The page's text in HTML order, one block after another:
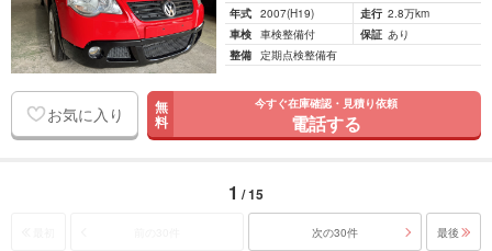
年式 2007(H19) 走行 2.8万km
車検 車検整備付 保証 あり
整備 定期点検整備有
お気に入り 無
料
今すぐ在庫確認・見積り依頼
電話する
1 / 15
次の30件 最後